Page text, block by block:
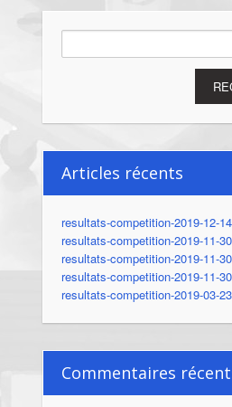
Rechercher :
Articles récents
resultats-competition-2019-12-14
resultats-competition-2019-11-30
resultats-competition-2019-11-30
resultats-competition-2019-11-30
resultats-competition-2019-03-23
Commentaires